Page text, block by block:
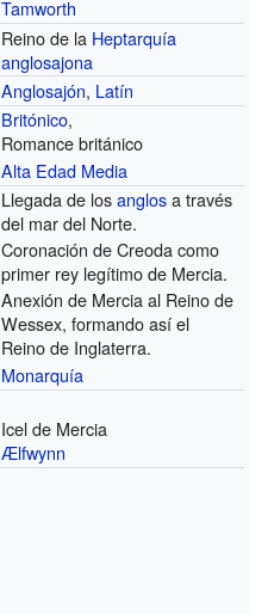
Tamworth
Reino de la Heptarquía
anglosajona
Anglosajón, Latín
Britónico,
Romance británico
Alta Edad Media
Llegada de losanglosa través
del mar del Norte.
Coronación de Creoda como
primer rey legítimo de Mercia.
Anexión de Mercia al Reino de
Wessex, formando así el
Reino de Inglaterra.
Monarquía
Icel de Mercia
Ælfwynn